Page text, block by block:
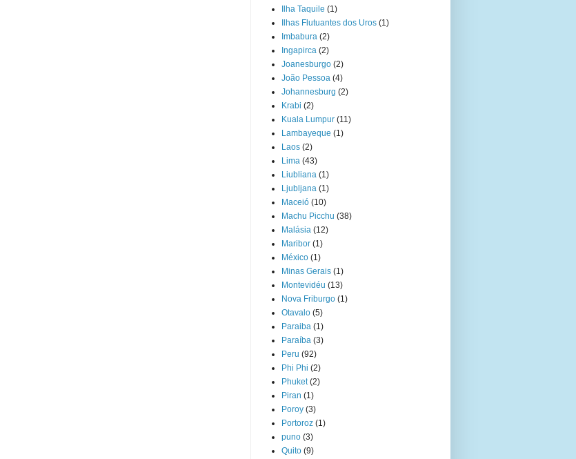
Ilha Taquile (1)
Ilhas Flutuantes dos Uros (1)
Imbabura (2)
Ingapirca (2)
Joanesburgo (2)
João Pessoa (4)
Johannesburg (2)
Krabi (2)
Kuala Lumpur (11)
Lambayeque (1)
Laos (2)
Lima (43)
Liubliana (1)
Ljubljana (1)
Maceió (10)
Machu Picchu (38)
Malásia (12)
Maribor (1)
México (1)
Minas Gerais (1)
Montevidéu (13)
Nova Friburgo (1)
Otavalo (5)
Paraiba (1)
Paraíba (3)
Peru (92)
Phi Phi (2)
Phuket (2)
Piran (1)
Poroy (3)
Portoroz (1)
puno (3)
Quito (9)